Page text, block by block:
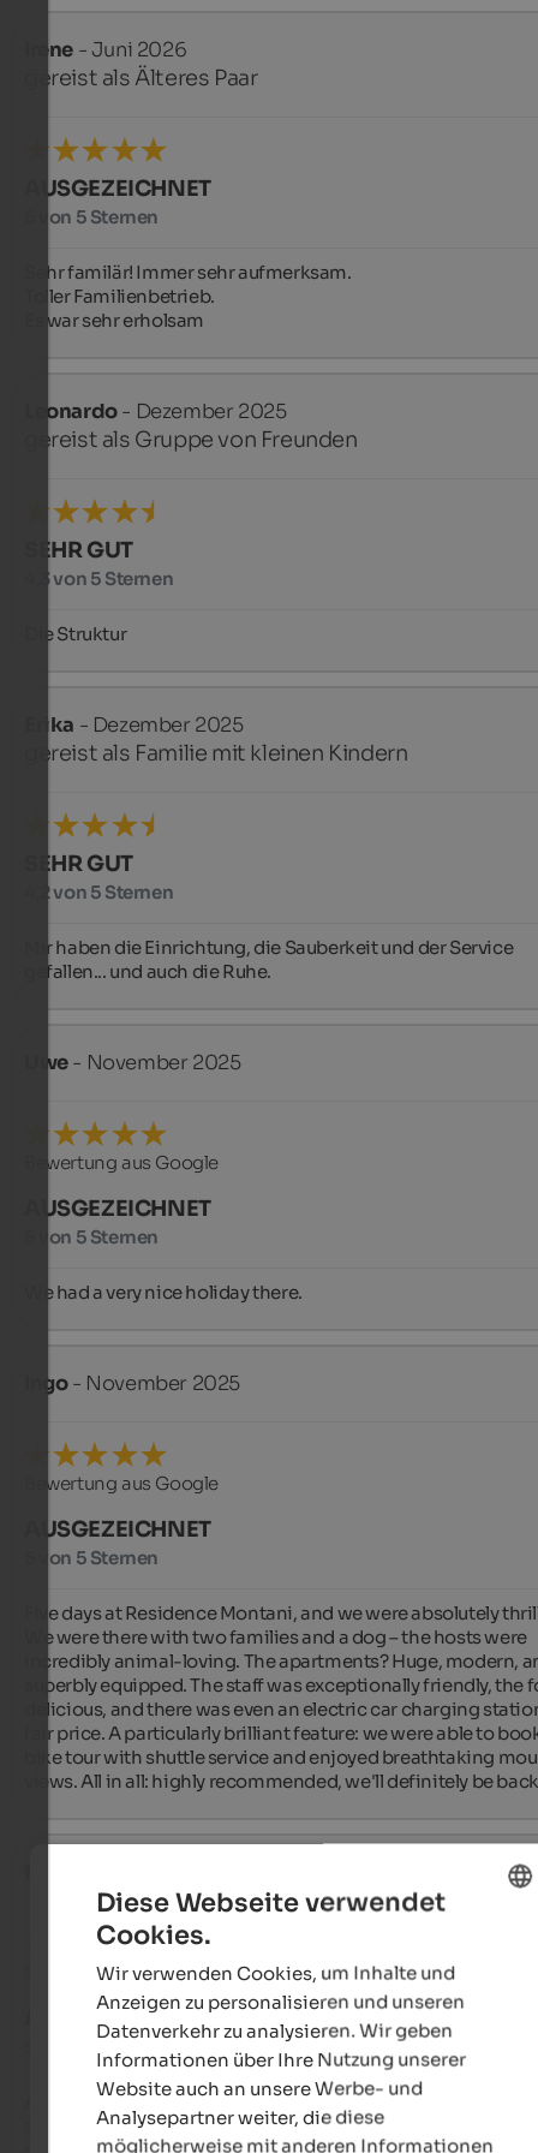
Irene - Juni 2026
gereist als Älteres Paar
AUSGEZEICHNET
5 von 5 Sternen
Sehr familär! Immer sehr aufmerksam.
Toller Familienbetrieb.
Es war sehr erholsam
Leonardo- Dezember 2025
gereist als Gruppe von Freunden
SEHR GUT
4,3 von 5 Sternen
Die Struktur
Erika - Dezember 2025
gereist als Familie mit kleinen Kindern
SEHR GUT
4,2 von 5 Sternen
Mir haben die Einrichtung, die Sauberkeit und der Service
gefallen... und auch die Ruhe.
Uwe- November 2025
Bewertung aus Google
AUSGEZEICHNET
5 von 5 Sternen
We had a very nice holiday there.
Ingo- November 2025
Bewertung aus Google
AUSGEZEICHNET
5 von 5 Sternen
Five days at Residence Montani, and we were absolutely
We were there with two families and a dog – the hosts were
incredibly animal-loving. The apartments? Huge, modern,
superbly equipped. The staff was exceptionally friendly, the
delicious, and there was even an electric car charging
fair price. A particularly brilliant feature: we were able to
bike tour with shuttle service and enjoyed breathtaking
views. All in all: highly recommended, we'll definitely be
Bewertung aus Google
AUSGEZEICHNET
A particularly friendly, family-run accommodation. The
apartments are top-notch, and the grounds are in a
GERMAN
Diese Webseite verwendet
Cookies.
Wir verwenden Cookies, um Inhalte und
Anzeigen zu personalisieren und unseren
Datenverkehr zu analysieren. Wir geben
Informationen über Ihre Nutzung unserer
Website auch an unsere Werbe- und
Analysepartner weiter, die diese
möglicherweise mit anderen Informationen